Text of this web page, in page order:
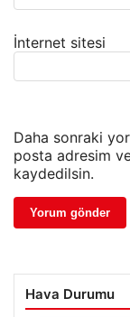
İnternet sitesi
Daha sonraki
posta adresim
kaydedilsin.
Hava Durumu